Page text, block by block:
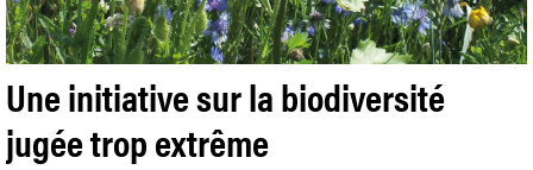
Une initiative sur la biodiversité
jugée trop extrême